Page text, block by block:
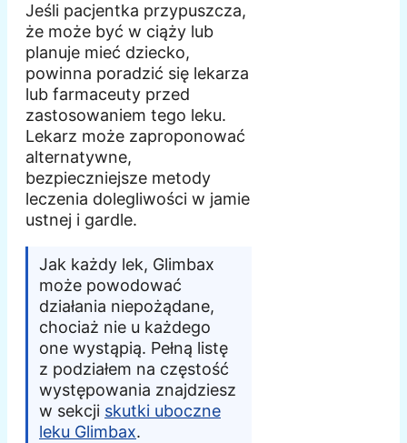
Jeśli pacjentka przypuszcza,
że może być w ciąży lub
planuje mieć dziecko,
powinna poradzić się lekarza
lub farmaceuty przed
zastosowaniem tego leku.
Lekarz może zaproponować
alternatywne,
bezpieczniejsze metody
leczenia dolegliwości w jamie
ustnej i gardle.
Jak każdy lek, Glimbax
może powodować
działania niepożądane,
chociaż nie u każdego
one wystąpią. Pełną listę
z podziałem na częstość
występowania znajdziesz
w sekcji skutki uboczne
leku Glimbax.